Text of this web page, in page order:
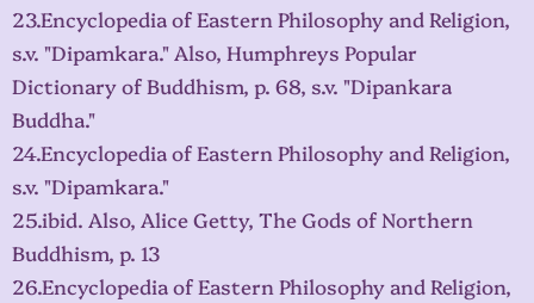
23.Encyclopedia of Eastern Philosophy and Religion,
s.v. "Dipamkara." Also, Humphreys Popular
Dictionary of Buddhism, p. 68, s.v. "Dipankara
Buddha."
24.Encyclopedia of Eastern Philosophy and Religion,
s.v. "Dipamkara."
25.ibid. Also, Alice Getty, The Gods of Northern
Buddhism, p. 13
26.Encyclopedia of Eastern Philosophy and Religion,